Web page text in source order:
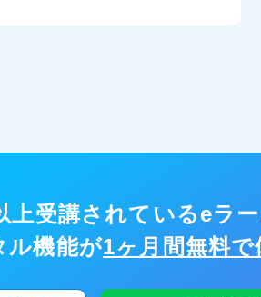
上受講されているeラー
ル機能が1ヶ月間無料で